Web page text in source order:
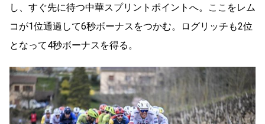
し、すぐ先に待つ中華スプリントポイントへ。ここをレム
コが1位通過して6秒ボーナスをつかむ。ログリッチも2位
となって4秒ボーナスを得る。